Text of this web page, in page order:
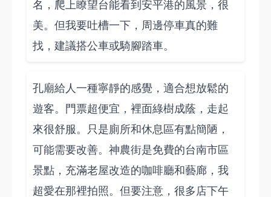
名，爬上瞭望台能看到安平港的風景，很
美。但我要吐槽一下，周邊停車真的難
找，建議搭公車或騎腳踏車。
孔廟給人一種寧靜的感覺，適合想放鬆的
遊客。門票超便宜，裡面綠樹成蔭，走起
來很舒服。只是廁所和休息區有點簡陋，
可能需要改善。神農街是免費的台南市區
景點，充滿老屋改造的咖啡廳和藝廊，我
超愛在那裡拍照。但要注意，很多店下午